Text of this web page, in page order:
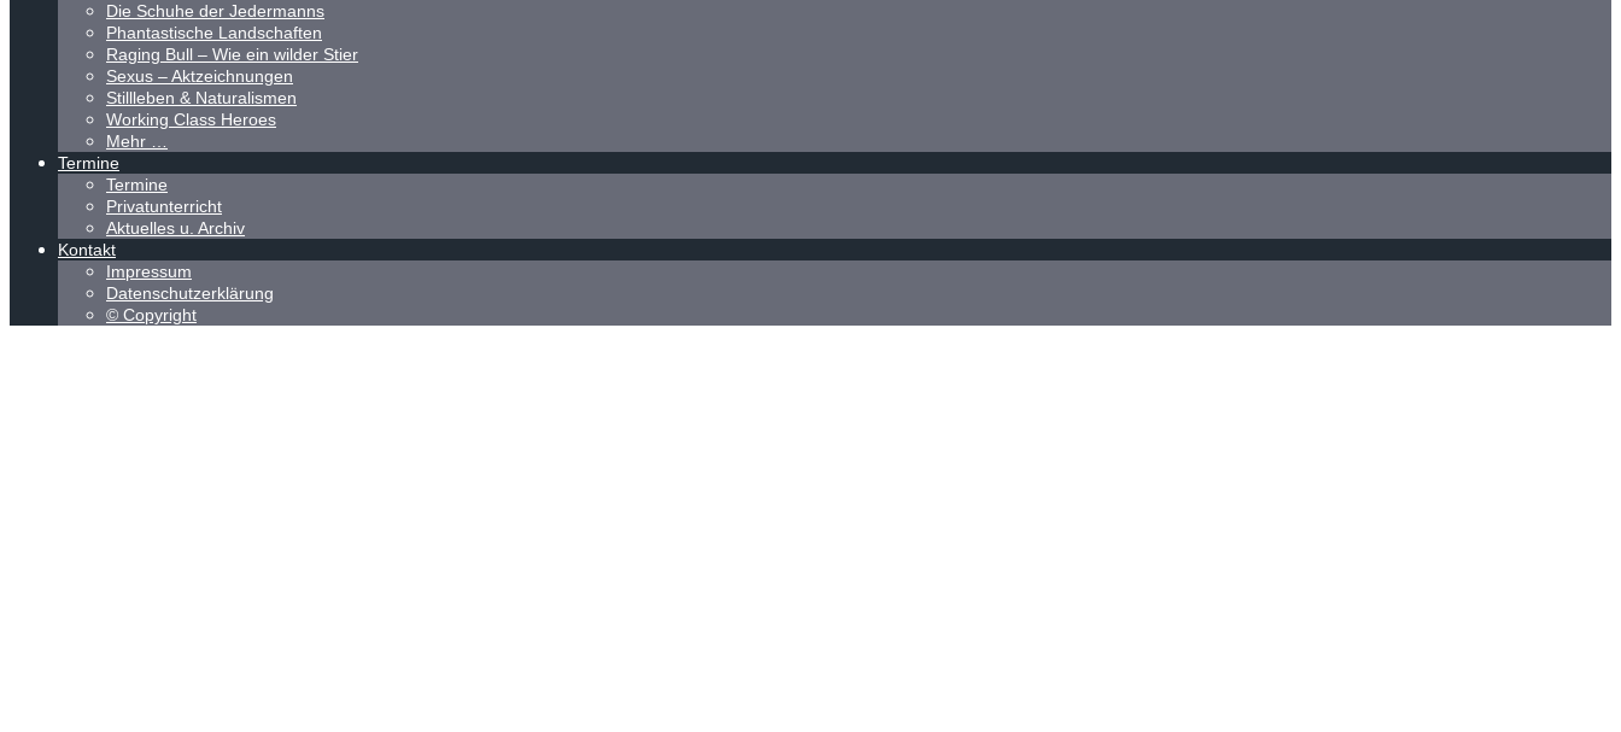
Die Schuhe der Jedermanns
Phantastische Landschaften
Raging Bull – Wie ein wilder Stier
Sexus – Aktzeichnungen
Stillleben & Naturalismen
Working Class Heroes
Mehr …
Termine
Termine
Privatunterricht
Aktuelles u. Archiv
Kontakt
Impressum
Datenschutzerklärung
© Copyright